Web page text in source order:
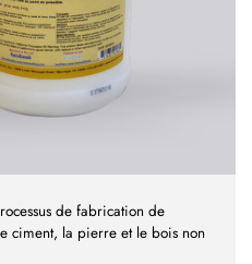
de fabrication de
ciment, la pierre et le bois non